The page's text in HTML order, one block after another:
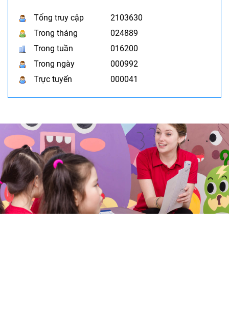
Tổng truy cập
2103630
Trong tháng
024889
Trong tuần
016200
Trong ngày
000992
Trực tuyến
000041